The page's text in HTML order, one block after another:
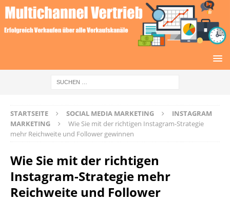
STARTSEITE SOCIAL MEDIA MARKETING
INSTAGRAM
MARKETING
Wie Sie mit der richtigen Instagram-Strategie
mehr Reichweite und Follower gewinnen
Wie Sie mit der richtigen
Instagram-Strategie mehr
Reichweite und Follower